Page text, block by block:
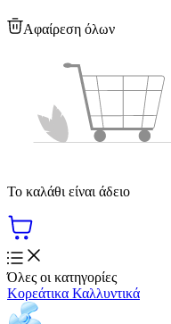
Αφαίρεση όλων
Το καλάθι είναι άδειο
Όλες οι κατηγορίες
Κορεάτικα Καλλυντικά